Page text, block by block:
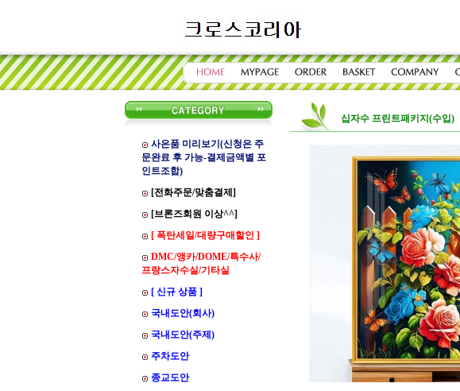
사은품 미리보기(신청은 주
문완료 후 가능-결제금액별 포
인트조합)
[전화주문/맞춤결제]
[브론즈회원 이상^^]
[ 폭탄세일/대량구매할인 ]
DMC/앵카/DOME/특수사/
프랑스자수실/기타실
[ 신규 상품 ]
국내도안(회사)
국내도안(주제)
주차도안
종교도안
십자수 프린트패키지(수입)